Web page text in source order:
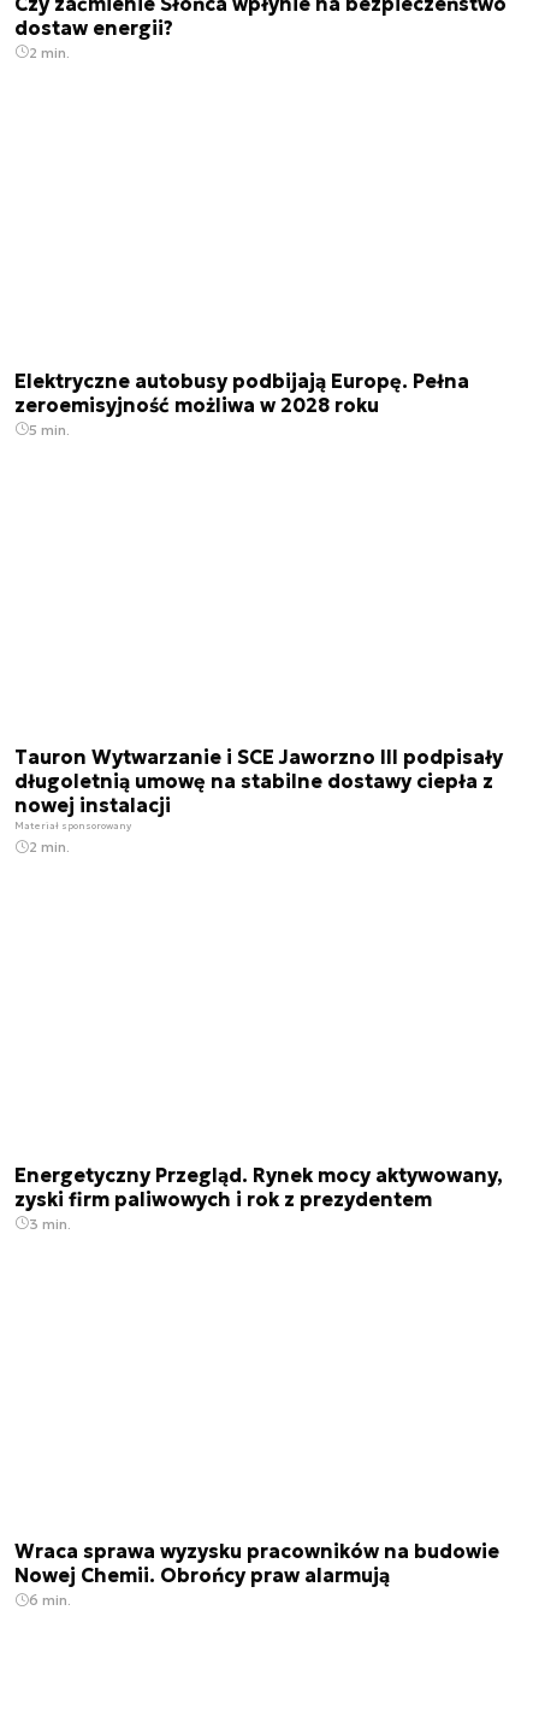
dostaw energii?
2 min.
Elektryczne autobusy podbijają Europę. Pełna
zeroemisyjność możliwa w 2028 roku
5 min.
Tauron Wytwarzanie i SCE Jaworzno III podpisały
długoletnią umowę na stabilne dostawy ciepła z
nowej instalacji
Materiał sponsorowany
2 min.
Energetyczny Przegląd. Rynek mocy aktywowany,
zyski firm paliwowych i rok z prezydentem
3 min.
Wraca sprawa wyzysku pracowników na budowie
Nowej Chemii. Obrońcy praw alarmują
6 min.